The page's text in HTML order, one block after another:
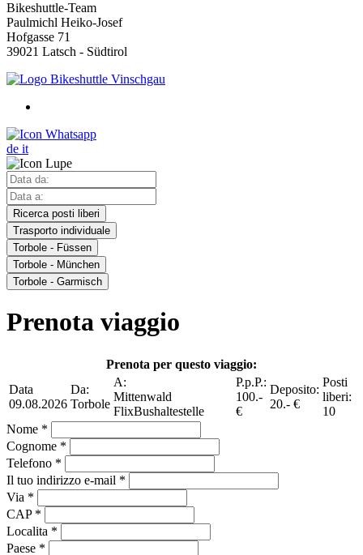
Bikeshuttle-Team
Paulmichl Heiko-Josef
Hofgasse 71
39021 Latsch - Südtirol
de it
Ricerca posti liberi
Trasporto individuale
Torbole - Füssen
Torbole - München
Torbole - Garmisch
Prenota viaggio
Prenota per questo viaggio:
Data
09.08.2026
Da:
Torbole
A:
Mittenwald
FlixBushaltestelle
P.p.P.:
100.-
€
Deposito:
20.- €
Posti
liberi:
10
Nome *
Cognome *
Telefono *
Il tuo indirizzo e-mail *
Via *
CAP *
Localita *
Paese *